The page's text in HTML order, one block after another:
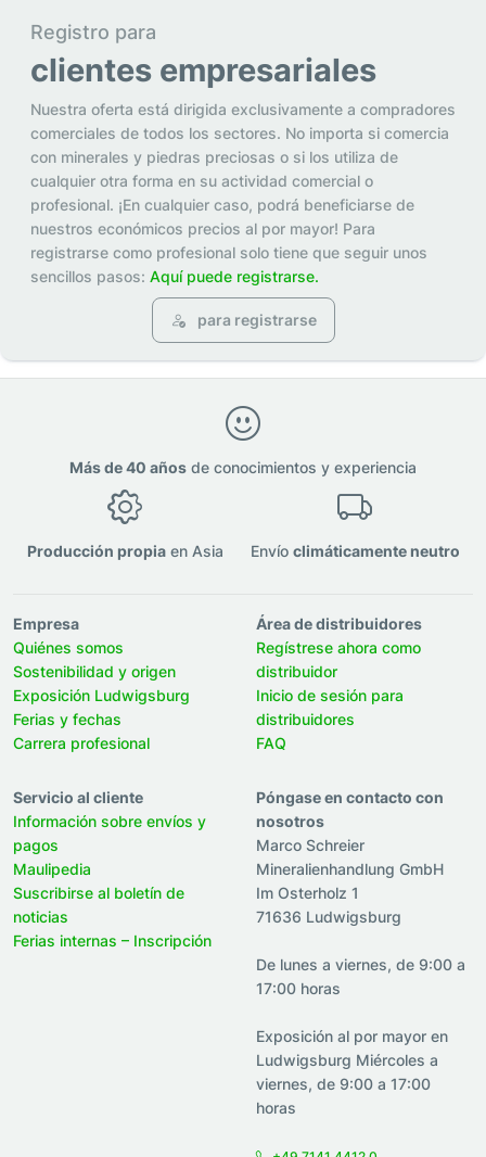
Registro para
clientes empresariales
Nuestra oferta está dirigida exclusivamente a compradores
comerciales de todos los sectores. No importa si comercia
con minerales y piedras preciosas o si los utiliza de
cualquier otra forma en su actividad comercial o
profesional. ¡En cualquier caso, podrá beneficiarse de
nuestros económicos precios al por mayor! Para
registrarse como profesional solo tiene que seguir unos
sencillos pasos: Aquí puede registrarse.
para registrarse
Más de 40 años de conocimientos y experiencia
Producción propiaen Asia Envío climáticamente neutro
Empresa
Quiénes somos
Sostenibilidad y origen
Exposición Ludwigsburg
Ferias y fechas
Carrera profesional
Área de distribuidores
Regístrese ahora como
distribuidor
Inicio de sesión para
distribuidores
FAQ
Servicio al cliente
Información sobre envíos y
pagos
Maulipedia
Suscribirse al boletín de
noticias
Ferias internas – Inscripción
Póngase en contacto con
nosotros
Marco Schreier
Mineralienhandlung GmbH
Im Osterholz 1
71636 Ludwigsburg
De lunes a viernes, de 9:00 a
17:00 horas
Exposición al por mayor en
Ludwigsburg Miércoles a
viernes, de 9:00 a 17:00
horas